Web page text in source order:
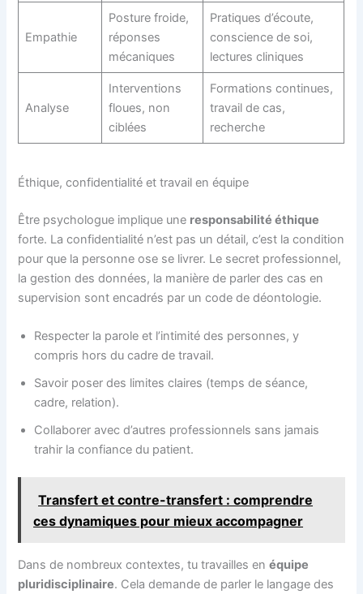
Empathie
Posture froide,
réponses
mécaniques
Pratiques d’écoute,
conscience de soi,
lectures cliniques
Analyse
Interventions
floues, non
ciblées
Formations continues,
travail de cas,
recherche
Éthique, confidentialité et travail en équipe
Être psychologue implique une responsabilité éthique
forte. La confidentialité n’est pas un détail, c’est la condition
pour que la personne ose se livrer. Le secret professionnel,
la gestion des données, la manière de parler des cas en
supervision sont encadrés par un code de déontologie.
Respecter la parole et l’intimité des personnes, y
compris hors du cadre de travail.
Savoir poser des limites claires (temps de séance,
cadre, relation).
Collaborer avec d’autres professionnels sans jamais
trahir la confiance du patient.
Transfert et contre-transfert : comprendre
ces dynamiques pour mieux accompagner
Dans de nombreux contextes, tu travailles enéquipe
pluridisciplinaire. Cela demande de parler le langage des